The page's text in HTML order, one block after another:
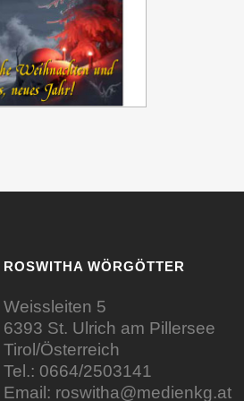
ROSWITHA WÖRGÖTTER
Weissleiten 5
6393 St. Ulrich am Pillersee
Tirol/Österreich
Tel.: 0664/2503141
Email: roswitha@medienkg.at